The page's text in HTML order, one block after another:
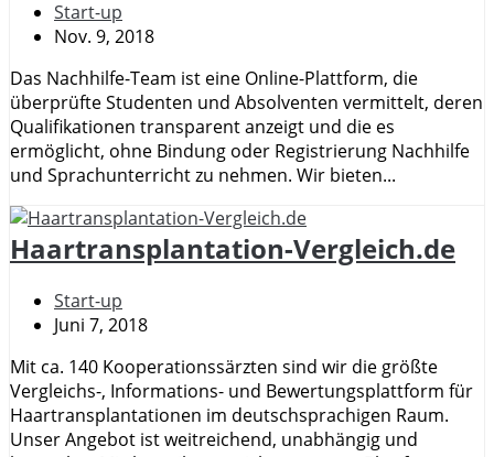
Start-up
Nov. 9, 2018
Das Nachhilfe-Team ist eine Online-Plattform, die
überprüfte Studenten und Absolventen vermittelt, deren
Qualifikationen transparent anzeigt und die es
ermöglicht, ohne Bindung oder Registrierung Nachhilfe
und Sprachunterricht zu nehmen. Wir bieten...
Haartransplantation-Vergleich.de
Start-up
Juni 7, 2018
Mit ca. 140 Kooperationssärzten sind wir die größte
Vergleichs-, Informations- und Bewertungsplattform für
Haartransplantationen im deutschsprachigen Raum.
Unser Angebot ist weitreichend, unabhängig und